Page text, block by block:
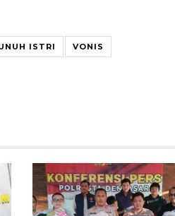
ISTRI VONIS
2026 12:55 WIB